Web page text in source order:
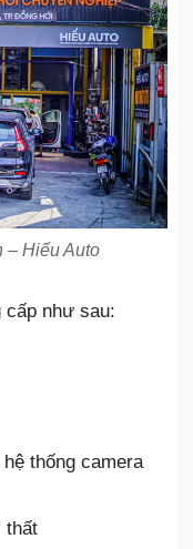
– Hiếu Auto
cấp như sau:
thống camera
thất